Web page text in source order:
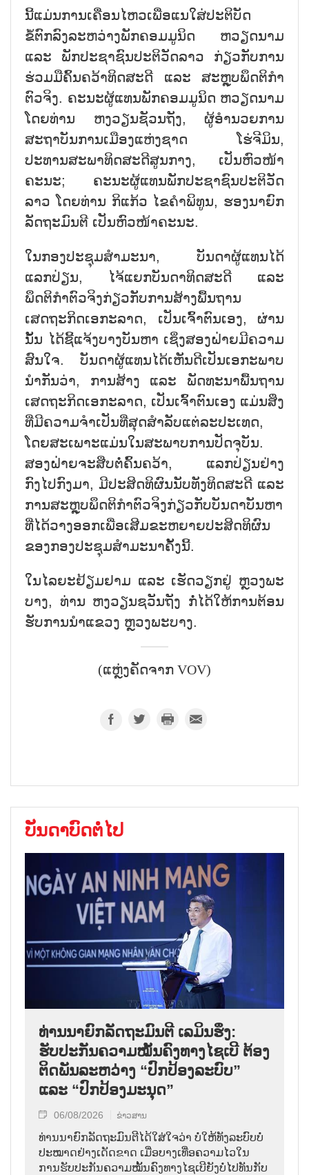
ນີ້ແມ່ນການເຄື່ອນໄຫວເພື່ອແນໃສ່ປະຕິບັດ
ຂໍ້ຕົກລົງລະຫວ່າງພັກຄອມມູນິດ ຫວຽດນາມ
ແລະ ພັກປະຊາຊົນປະຕິວັດລາວ ກ່ຽວກັບການ
ຮ່ວມມືຄົ້ນຄວ້າທິດສະດີ ແລະ ສະຫຼຸບພຶດຕິກຳ
ຕົວຈິງ. ຄະນະຜູ້ແທນພັກຄອມມູນິດ ຫວຽດນາມ
ໂດຍທ່ານ ຫງວຽນຊັວນຖັງ, ຜູ້ອຳນວຍການ
ສະຖາບັນການເມືອງແຫ່ງຊາດ ໂຮ່ຈີມິນ,
ປະທານສະພາທິດສະດີສູນກາງ, ເປັນຫົວໜ້າ
ຄະນະ; ຄະນະຜູ້ແທນພັກປະຊາຊົນປະຕິວັດ
ລາວ ໂດຍທ່ານ ກິແກ້ວ ໄຂຄຳພິທູນ, ຮອງນາຍົກ
ລັດຖະມົນຕີ ເປັນຫົວໜ້າຄະນະ.
ໃນກອງປະຊຸມສຳມະນາ, ບັນດາຜູ້ແທນໄດ້
ແລກປ່ຽນ, ໄຈ້ແຍກບັນດາທິດສະດີ ແລະ
ພຶດຕິກຳຕົວຈິງກ່ຽວກັບການສ້າງພື້ນຖານ
ເສດຖະກິດເອກະລາດ, ເປັນເຈົ້າຕົນເອງ, ຜ່ານ
ນັ້ນ ໄດ້ຊີ້ແຈ້ງບາງບັນຫາ ເຊິ່ງສອງຝ່າຍມີຄວາມ
ສົນໃຈ. ບັນດາຜູ້ແທນໄດ້ເຫັນດີເປັນເອກະພາບ
ນຳກັນວ່າ, ການສ້າງ ແລະ ພັດທະນາພື້ນຖານ
ເສດຖະກິດເອກະລາດ, ເປັນເຈົ້າຕົນເອງ ແມ່ນສິ່ງ
ທີ່ມີຄວາມຈຳເປັນທີ່ສຸດສຳລັບແຕ່ລະປະເທດ,
ໂດຍສະເພາະແມ່ນໃນສະພາບການປັດຈຸບັນ.
ສອງຝ່າຍຈະສືບຕໍ່ຄົ້ນຄວ້າ, ແລກປ່ຽນຢ່າງ
ກົງໄປກົງມາ, ມີປະສິດທິຜົນນັບທັງທິດສະດີ ແລະ
ການສະຫຼຸບພຶດຕິກຳຕົວຈິງກ່ຽວກັບບັນດາບັນຫາ
ທີ່ໄດ້ວາງອອກເພື່ອເສີມຂະຫຍາຍປະສິດທິຜົນ
ຂອງກອງປະຊຸມສຳມະນາຄັ້ງນີ້.
ໃນໄລຍະຢ້ຽມຢາມ ແລະ ເຮັດວຽກຢູ່ ຫຼວງພະ
ບາງ, ທ່ານ ຫງວຽນຊວັນຖັງ ກໍ່ໄດ້ໃຫ້ການຕ້ອນ
ຮັບການນຳແຂວງ ຫຼວງພະບາງ.
(ແຫຼ່ງຄັດຈາກ VOV)
ບັນດາບົດຕໍ່ໄປ
ທ່ານນາຍົກລັດຖະມົນຕີ ເລມິນຮຶງ:
ຮັບປະກັນຄວາມໝັ້ນຄົງທາງໄຊເບີ ຕ້ອງ
ຕິດພັນລະຫວ່າງ “ປົກປ້ອງລະບົບ”
ແລະ “ປົກປ້ອງມະນຸດ”
06/08/2026 ຂ່າວສານ
ທ່ານນາຍົກລັດຖະມົນຕີໄດ້ໃສ່ໃຈວ່າ ບໍ່ໃຫ້ທັງລະບົບບໍ່
ປະໝາດຢ່າງເດັດຂາດ ເມື່ອບາງເທື່ອຄວາມໄວໃນ
ການຮັບປະກັນຄວາມໝັ້ນຄົງທາງໄຊເບີຍັງບໍ່ໄປທັນກັບ